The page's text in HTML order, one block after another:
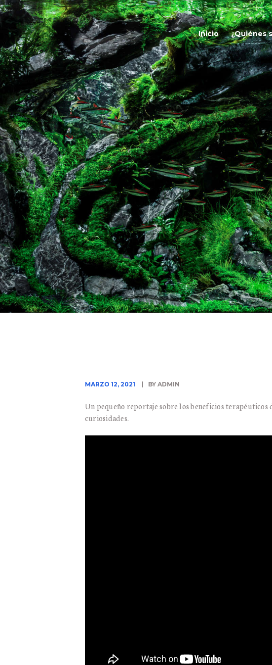
Inicio ¿Quiénes
ALBEPET –
INICIO
MARZO 12, 2021 BY ADMIN
Un pequeño reportaje sobre los beneficios
curiosidades.